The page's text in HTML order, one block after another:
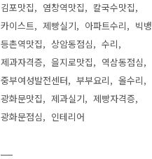
김포맛집
염창역맛집
칼국수맛집
카이스트
제빵실기 아파트수리
빅뱅
등촌역맛집
상암동점심
수리
제과자격증
을지로맛집
역삼동점심
중부여성발전센터
부부요리
올수리
광화문맛집
제과실기
제빵자격증
광화문점심
인테리어